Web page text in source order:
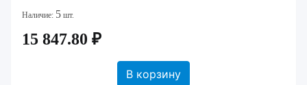
Наличие: 5 шт.
15 847.80 ₽
В корзину